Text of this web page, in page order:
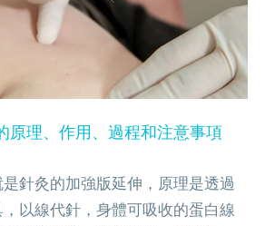
原理、作用、過程和注意事項
針灸的加強版延伸，原理是透過
以線代針，身體可吸收的蛋白線